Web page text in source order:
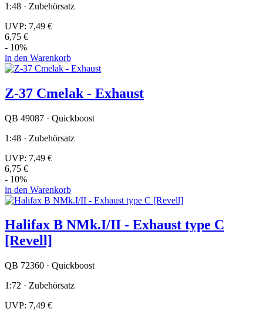
1:48 · Zubehörsatz
UVP: 7,49 €
6,75 €
- 10%
in den Warenkorb
Z-37 Cmelak - Exhaust
QB 49087 · Quickboost
1:48 · Zubehörsatz
UVP: 7,49 €
6,75 €
- 10%
in den Warenkorb
Halifax B NMk.I/II - Exhaust type C
[Revell]
QB 72360 · Quickboost
1:72 · Zubehörsatz
UVP: 7,49 €